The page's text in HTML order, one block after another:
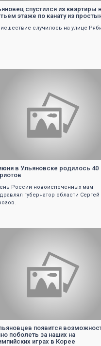
спустился из квартиры
этаже по канату из
случилось на улице
в Ульяновске родилось 40
России новоиспеченных мам
губернатор области Сергей
появится
поболеть за наших на
играх в Корее